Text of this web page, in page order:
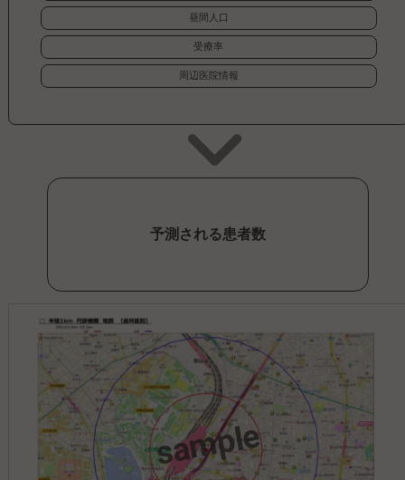
昼間人口
受療率
周辺医院情報
予測される患者数
sample